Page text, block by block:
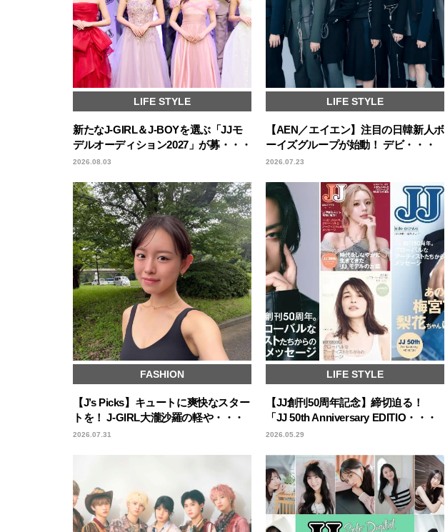
LIFE STYLE
新たなJ-GIRL＆J-BOYを選ぶ「JJモ
デルオーディション2027」が募・・・
2026.08.03
LIFE STYLE
【AEN／エイエン】注目の日韓新人ボ
ーイズグループが始動！ デビ・・・
2026.07.23
FASHION
【J’s Picks】キュートに爽快なスター
トを！ J-GIRL大瀧沙羅の軽や・・・
2026.07.31
LIFE STYLE
【JJ創刊50周年記念】締切迫る！
「JJ 50th Anniversary EDITIO・・・
2026.05.29